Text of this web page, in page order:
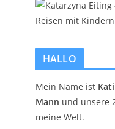
HALLO
Mein Name ist Kati
Mann und unsere
meine Welt.